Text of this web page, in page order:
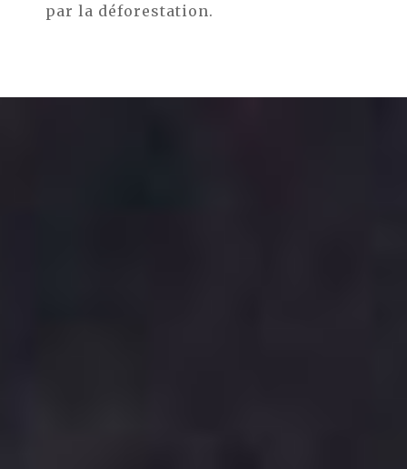
par la déforestation.